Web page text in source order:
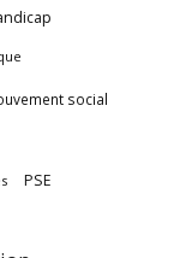
social
PSE